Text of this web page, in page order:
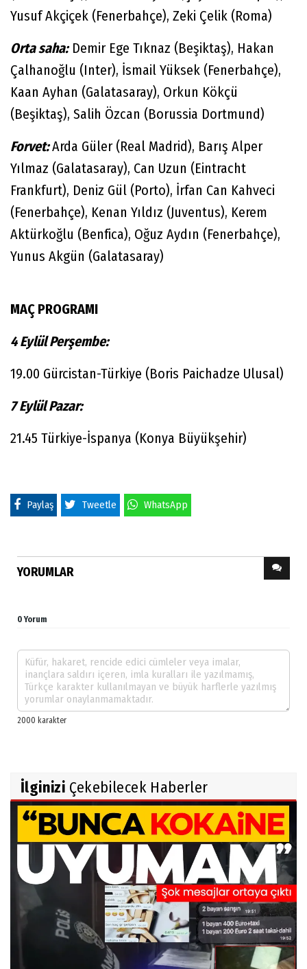
Yusuf Akçiçek (Fenerbahçe), Zeki Çelik (Roma)
Orta saha:Demir Ege Tıknaz (Beşiktaş), Hakan
Çalhanoğlu (Inter), İsmail Yüksek (Fenerbahçe),
Kaan Ayhan (Galatasaray), Orkun Kökçü
(Beşiktaş), Salih Özcan (Borussia Dortmund)
Forvet:Arda Güler (Real Madrid), Barış Alper
Yılmaz (Galatasaray), Can Uzun (Eintracht
Frankfurt), Deniz Gül (Porto), İrfan Can Kahveci
(Fenerbahçe), Kenan Yıldız (Juventus), Kerem
Aktürkoğlu (Benfica), Oğuz Aydın (Fenerbahçe),
Yunus Akgün (Galatasaray)
MAÇ PROGRAMI
4 Eylül Perşembe:
19.00 Gürcistan-Türkiye (Boris Paichadze Ulusal)
7 Eylül Pazar:
21.45 Türkiye-İspanya (Konya Büyükşehir)
Paylaş Tweetle WhatsApp
YORUMLAR
0 Yorum
İlginizi Çekebilecek Haberler